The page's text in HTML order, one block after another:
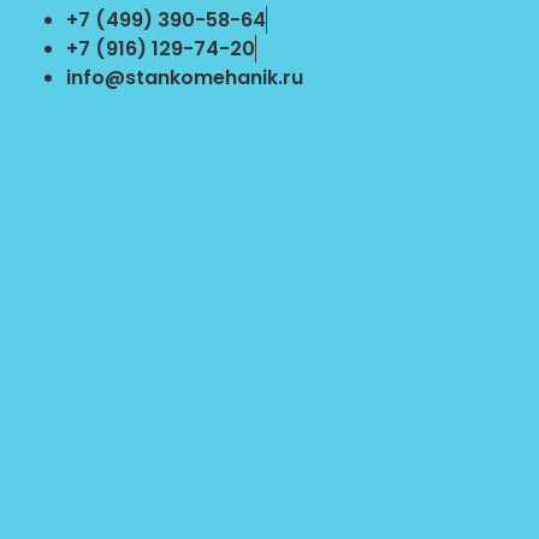
Перейти
содержимому
+7 (499) 390-58-64
+7 (916) 129-74-20
info@stankomehanik.ru